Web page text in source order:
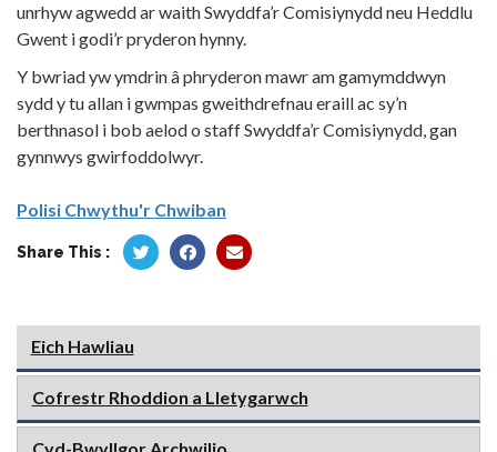
unrhyw agwedd ar waith Swyddfa’r Comisiynydd neu Heddlu
Gwent i godi’r pryderon hynny.
Y bwriad yw ymdrin â phryderon mawr am gamymddwyn
sydd y tu allan i gwmpas gweithdrefnau eraill ac sy’n
berthnasol i bob aelod o staff Swyddfa’r Comisiynydd, gan
gynnwys gwirfoddolwyr.
Polisi Chwythu'r Chwiban
Share This :
Eich Hawliau
Cofrestr Rhoddion a Lletygarwch